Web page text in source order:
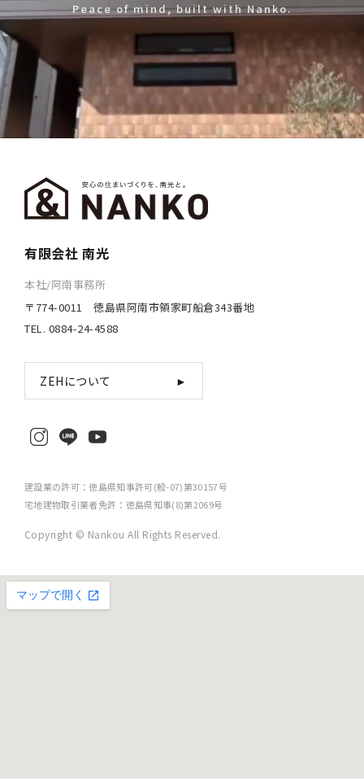
Peace of mind, built with Nanko.
有限会社 南光
本社/阿南事務所
〒774-0011 徳島県阿南市領家町船倉343番地
TEL. 0884-24-4588
ZEHについて ►
建設業の許可：徳島県知事許可(般-07)第30157号
宅地建物取引業者免許：徳島県知事(8)第2069号
Copyright © Nankou All Rights Reserved.